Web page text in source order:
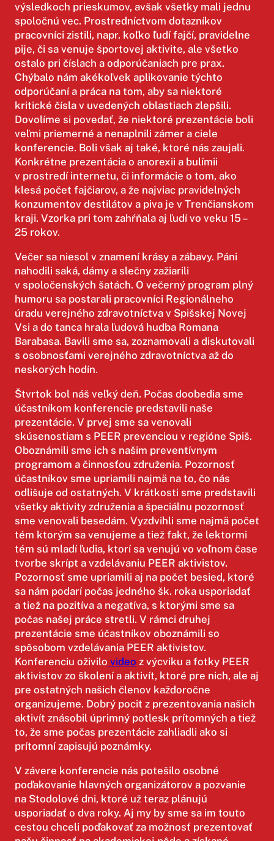
výsledkoch prieskumov, avšak všetky mali jednu
spoločnú vec. Prostredníctvom dotazníkov
pracovníci zistili, napr. koľko ľudí fajčí, pravidelne
pije, či sa venuje športovej aktivite, ale všetko
ostalo pri číslach a odporúčaniach pre prax.
Chýbalo nám akékoľvek aplikovanie týchto
odporúčaní a práca na tom, aby sa niektoré
kritické čísla v uvedených oblastiach zlepšili.
Dovolíme si povedať, že niektoré prezentácie boli
veľmi priemerné a nenaplnili zámer a ciele
konferencie. Boli však aj také, ktoré nás zaujali.
Konkrétne prezentácia o anorexii a bulímii
v prostredí internetu, či informácie o tom, ako
klesá počet fajčiarov, a že najviac pravidelných
konzumentov destilátov a piva je v Trenčianskom
kraji. Vzorka pri tom zahŕňala aj ľudí vo veku 15 –
25 rokov.
Večer sa niesol v znamení krásy a zábavy. Páni
nahodili saká, dámy a slečny zažiarili
v spoločenských šatách. O večerný program plný
humoru sa postarali pracovníci Regionálneho
úradu verejného zdravotníctva v Spišskej Novej
Vsi a do tanca hrala ľudová hudba Romana
Barabasa. Bavili sme sa, zoznamovali a diskutovali
s osobnosťami verejného zdravotníctva až do
neskorých hodín.
Štvrtok bol náš veľký deň. Počas doobedia sme
účastníkom konferencie predstavili naše
prezentácie. V prvej sme sa venovali
skúsenostiam s PEER prevenciou v regióne Spiš.
Oboznámili sme ich s našim preventívnym
programom a činnosťou združenia. Pozornosť
účastníkov sme upriamili najmä na to, čo nás
odlišuje od ostatných. V krátkosti sme predstavili
všetky aktivity združenia a špeciálnu pozornosť
sme venovali besedám. Vyzdvihli sme najmä počet
tém ktorým sa venujeme a tiež fakt, že lektormi
tém sú mladí ľudia, ktorí sa venujú vo voľnom čase
tvorbe skrípt a vzdelávaniu PEER aktivistov.
Pozornosť sme upriamili aj na počet besied, ktoré
sa nám podarí počas jedného šk. roka usporiadať
a tiež na pozitíva a negatíva, s ktorými sme sa
počas našej práce stretli. V rámci druhej
prezentácie sme účastníkov oboznámili so
spôsobom vzdelávania PEER aktivistov.
Konferenciu oživilo video z výcviku a fotky PEER
aktivistov zo školení a aktivít, ktoré pre nich, ale aj
pre ostatných našich členov každoročne
organizujeme. Dobrý pocit z prezentovania našich
aktivít znásobil úprimný potlesk prítomných a tiež
to, že sme počas prezentácie zahliadli ako si
prítomní zapisujú poznámky.
V závere konferencie nás potešilo osobné
poďakovanie hlavných organizátorov a pozvanie
na Stodolové dni, ktoré už teraz plánujú
usporiadať o dva roky. Aj my by sme sa im touto
cestou chceli poďakovať za možnosť prezentovať